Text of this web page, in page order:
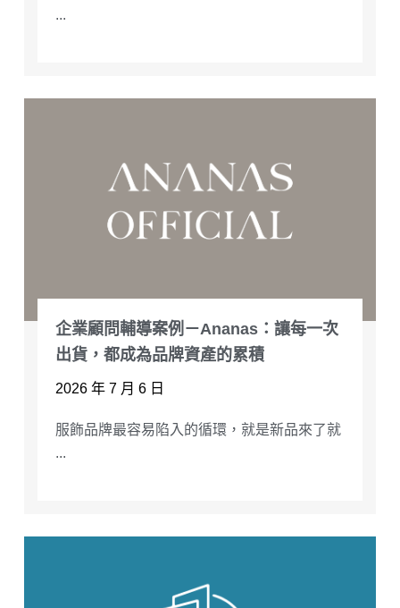
...
企業顧問輔導案例－Ananas：讓每一次
出貨，都成為品牌資產的累積
2026 年 7 月 6 日
服飾品牌最容易陷入的循環，就是新品來了就
...